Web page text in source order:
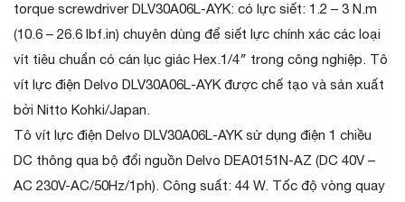
torque screwdriver DLV30A06L-AYK: có lực siết: 1.2 – 3 N.m
(10.6 – 26.6 lbf.in) chuyên dùng để siết lực chính xác các loại
vít tiêu chuẩn có cán lục giác Hex.1/4″ trong công nghiệp. Tô
vít lực điện Delvo DLV30A06L-AYK được chế tạo và sản xuất
bởi Nitto Kohki/Japan.
Tô vít lực điện Delvo DLV30A06L-AYK sử dụng điện 1 chiều
DC thông qua bộ đổi nguồn Delvo DEA0151N-AZ (DC 40V –
AC 230V-AC/50Hz/1ph). Công suất: 44 W. Tốc độ vòng quay